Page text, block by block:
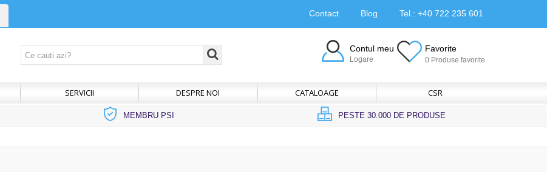
Tel.: +40 722 235 601
Blog
Contact
Contul meu
Logare
Favorite
0 Produse favorite
SERVICII DESPRE NOI CATALOAGE CSR
MEMBRU PSI PESTE 30.000 DE PRODUSE